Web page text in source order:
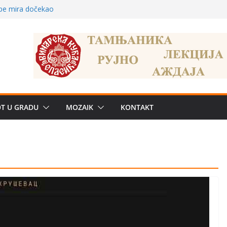
može li
projekat: Gde
i sekularne
Umesto
privatne
U GRADU MOZAIK KONTAKT